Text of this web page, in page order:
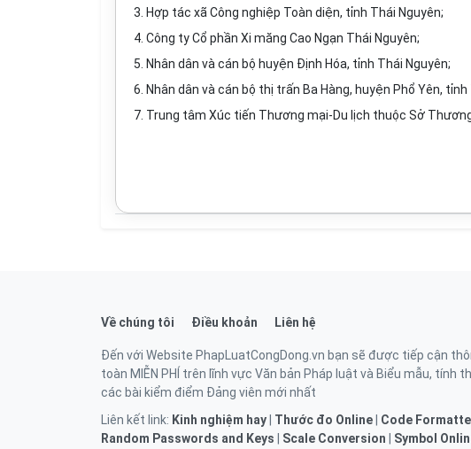
3. Hợp tác xã Công nghiệp Toàn diện, tỉnh Thái Nguyên;
4. Công ty Cổ phần Xi măng Cao Ngạn Thái Nguyên;
5. Nhân dân và cán bộ huyện Định Hóa, tỉnh Thái Nguyên;
6. Nhân dân và cán bộ thị trấn Ba Hàng, huyện Phổ Yên, tỉnh
7. Trung tâm Xúc tiến Thương mại-Du lịch thuộc Sở
Về chúng tôi Điều khoản Liên hệ
Đến với Website PhapLuatCongDong.vn bạn sẽ được tiếp cận
toàn MIỄN PHÍ trên lĩnh vực Văn bản Pháp luật và Biểu mẫu,
các bài kiểm điểm Đảng viên mới nhất
Liên kết link: Kinh nghiệm hay Thước đo Online Code
Random Passwords and Keys
Scale Conversion Symbol